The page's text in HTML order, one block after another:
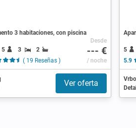
3 habitaciones, con piscina
5 3
2
( 19 Reseñas )
Desde
--- €
/ noche
Ver oferta
5
5.9
Vrbo